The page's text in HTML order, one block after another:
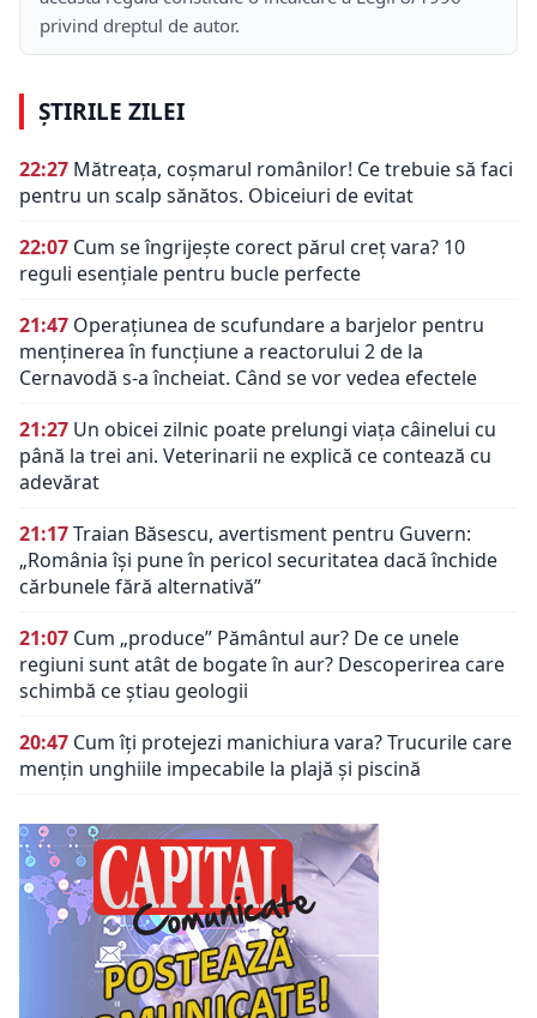
privind dreptul de autor.
ȘTIRILE ZILEI
22:27 Mătreața, coșmarul românilor! Ce trebuie să faci
pentru un scalp sănătos. Obiceiuri de evitat
22:07 Cum se îngrijește corect părul creț vara? 10
reguli esențiale pentru bucle perfecte
21:47 Operațiunea de scufundare a barjelor pentru
menținerea în funcțiune a reactorului 2 de la
Cernavodă s-a încheiat. Când se vor vedea efectele
21:27 Un obicei zilnic poate prelungi viața câinelui cu
până la trei ani. Veterinarii ne explică ce contează cu
adevărat
21:17Traian Băsescu, avertisment pentru Guvern:
„România își pune în pericol securitatea dacă închide
cărbunele fără alternativă”
21:07 Cum „produce” Pământul aur? De ce unele
regiuni sunt atât de bogate în aur? Descoperirea care
schimbă ce știau geologii
20:47 Cum îți protejezi manichiura vara? Trucurile care
mențin unghiile impecabile la plajă și piscină